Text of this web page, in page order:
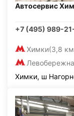
Автосервис
+7 (495) 989-
Химки(3,8
Химки, ш